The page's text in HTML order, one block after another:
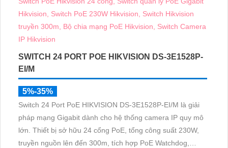
SWITCH 24 PORT POE HIKVISION DS-3E1528P-
EI/M
5%-35%
Switch 24 Port PoE HIKVISION DS-3E1528P-EI/M là giải
pháp mạng Gigabit dành cho hệ thống camera IP quy mô
lớn. Thiết bị sở hữu 24 cổng PoE, tổng công suất 230W,
truyền nguồn lên đến 300m, tích hợp PoE Watchdog,